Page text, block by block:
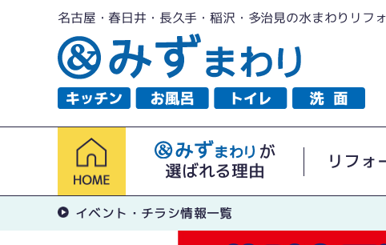
名古屋・春日井・長久手・稲沢・多治見の水まわりリフ
が
選ばれる理由
リフォ
イベント・チラシ情報一覧